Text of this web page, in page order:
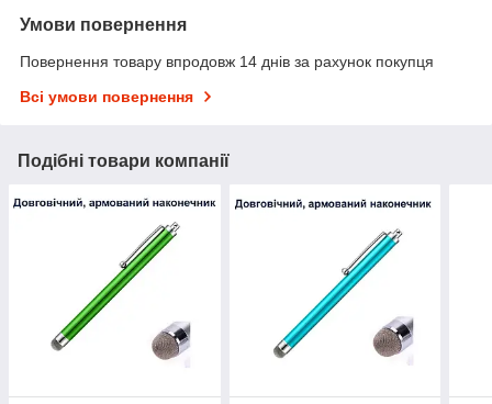
Умови повернення
Повернення товару впродовж 14 днів за рахунок покупця
Всі умови повернення
Подібні товари компанії